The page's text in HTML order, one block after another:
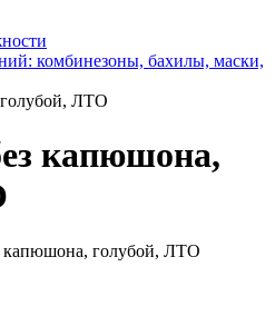
комбинезоны, бахилы, маски,
ЛТО
капюшона,